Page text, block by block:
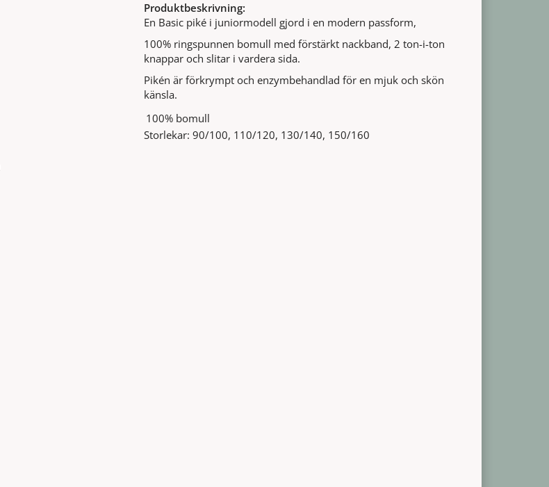
Produktbeskrivning:
En Basic piké i juniormodell gjord i en modern passform,
100% ringspunnen bomull med förstärkt nackband, 2 ton-i-ton
knappar och slitar i vardera sida.
Pikén är förkrympt och enzymbehandlad för en mjuk och skön
känsla.
100% bomull
Storlekar: 90/100, 110/120, 130/140, 150/160